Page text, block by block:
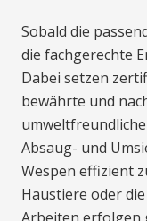
Sobald die
die fachgerechte
Dabei setzen
bewährte und
Absaug- und
Wespen effizient
Haustiere oder